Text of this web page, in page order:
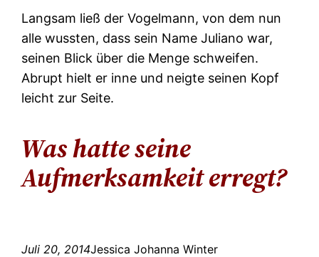
Langsam ließ der Vogelmann, von dem nun
alle wussten, dass sein Name Juliano war,
seinen Blick über die Menge schweifen.
Abrupt hielt er inne und neigte seinen Kopf
leicht zur Seite.
Was hatte seine
Aufmerksamkeit erregt?
Juli 20, 2014Jessica Johanna Winter